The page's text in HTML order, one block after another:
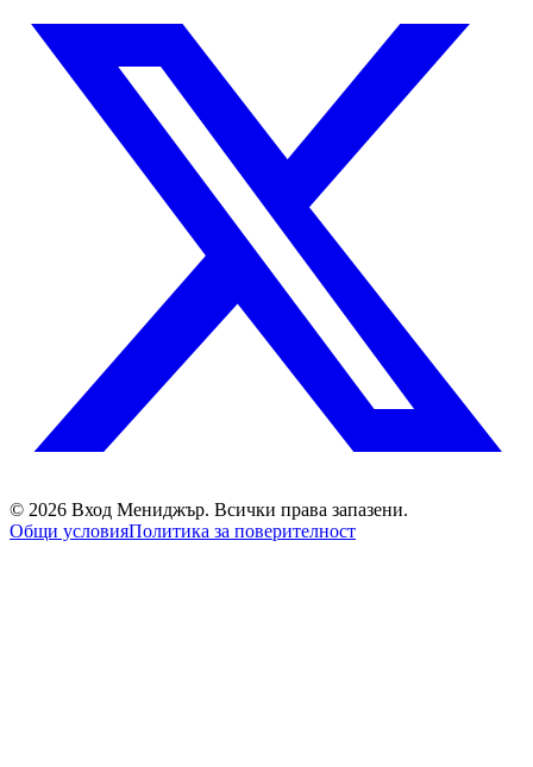
© 2026 Вход Мениджър. Всички права запазени.
Общи условияПолитика за поверителност